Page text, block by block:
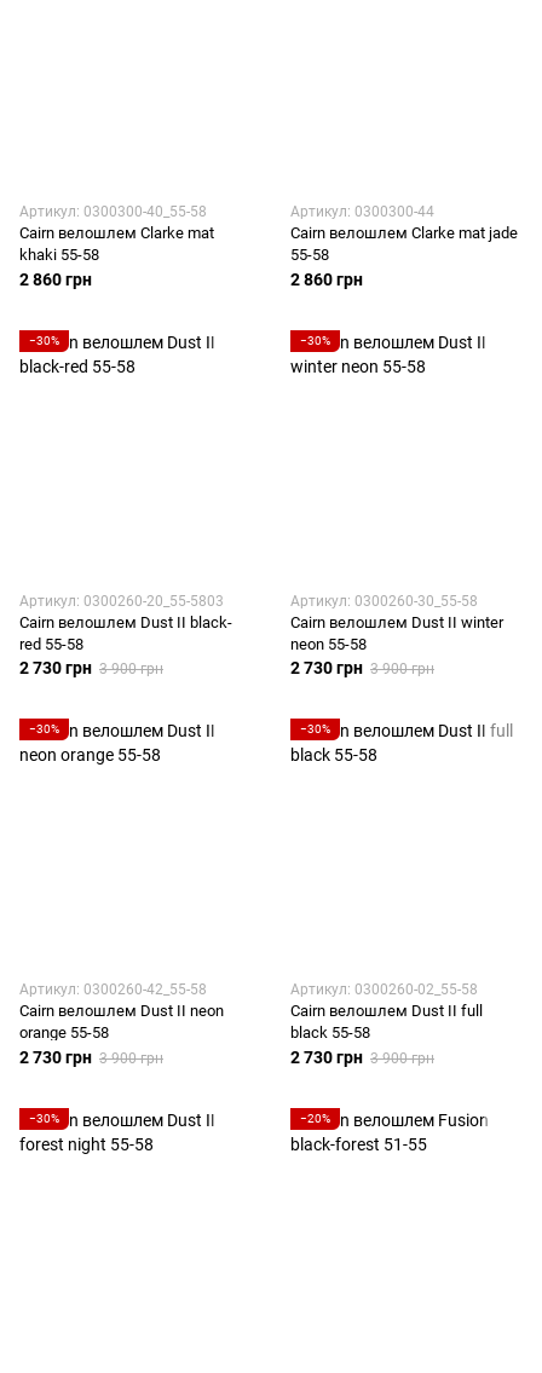
Артикул: 0300300-40_55-58
Cairn велошлем Clarke mat
khaki 55-58
2 860 грн
Артикул: 0300300-44
Cairn велошлем Clarke mat jade
55-58
2 860 грн
−30%
Артикул: 0300260-20_55-5803
Cairn велошлем Dust II black-
red 55-58
2 730 грн 3 900 грн
−30%
Артикул: 0300260-30_55-58
Cairn велошлем Dust II winter
neon 55-58
2 730 грн 3 900 грн
−30%
Артикул: 0300260-42_55-58
Cairn велошлем Dust II neon
orange 55-58
2 730 грн 3 900 грн
−30%
Артикул: 0300260-02_55-58
Cairn велошлем Dust II full
black 55-58
2 730 грн 3 900 грн
−30% −20%